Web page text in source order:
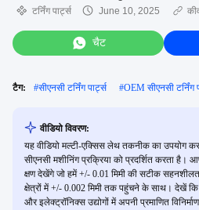
टर्निंग पार्ट्स June 10, 2025
चैट
टैग: #सीएनसी टर्निंग पार्ट्स #OEM सीएनसी टर्निंग
वीडियो विवरण:
यह वीडियो मल्टी-एक्सिस लेथ तकनीक का उपयोग
सीएनसी मशीनिंग प्रक्रिया को प्रदर्शित करता
क्षण देखेंगे जो हमें +/- 0.01 मिमी की सटीक
क्षेत्रों में +/- 0.002 मिमी तक पहुंचने के साथ। देखें
और इलेक्ट्रॉनिक्स उद्योगों में अपनी प्रमाणित